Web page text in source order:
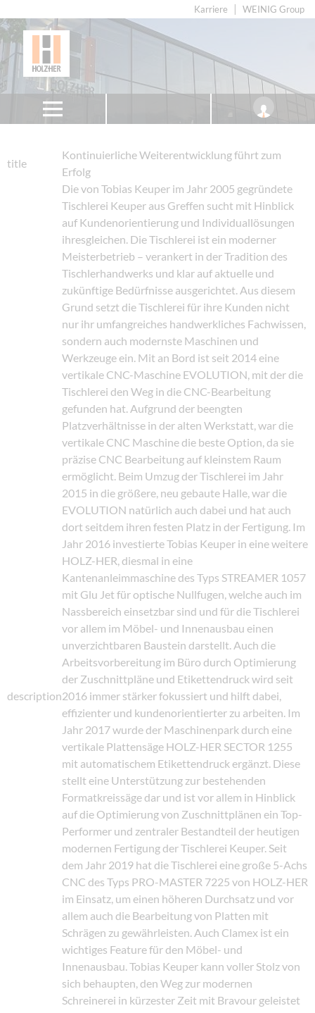
Karriere WEINIG Group
title
Kontinuierliche Weiterentwicklung führt zum
Erfolg
description
Die von Tobias Keuper im Jahr 2005 gegründete
Tischlerei Keuper aus Greffen sucht mit Hinblick
auf Kundenorientierung und Individuallösungen
ihresgleichen. Die Tischlerei ist ein moderner
Meisterbetrieb – verankert in der Tradition des
Tischlerhandwerks und klar auf aktuelle und
zukünftige Bedürfnisse ausgerichtet. Aus diesem
Grund setzt die Tischlerei für ihre Kunden nicht
nur ihr umfangreiches handwerkliches Fachwissen,
sondern auch modernste Maschinen und
Werkzeuge ein. Mit an Bord ist seit 2014 eine
vertikale CNC-Maschine EVOLUTION, mit der die
Tischlerei den Weg in die CNC-Bearbeitung
gefunden hat. Aufgrund der beengten
Platzverhältnisse in der alten Werkstatt, war die
vertikale CNC Maschine die beste Option, da sie
präzise CNC Bearbeitung auf kleinstem Raum
ermöglicht. Beim Umzug der Tischlerei im Jahr
2015 in die größere, neu gebaute Halle, war die
EVOLUTION natürlich auch dabei und hat auch
dort seitdem ihren festen Platz in der Fertigung. Im
Jahr 2016 investierte Tobias Keuper in eine weitere
HOLZ-HER, diesmal in eine
Kantenanleimmaschine des Typs STREAMER 1057
mit Glu Jet für optische Nullfugen, welche auch im
Nassbereich einsetzbar sind und für die Tischlerei
vor allem im Möbel- und Innenausbau einen
unverzichtbaren Baustein darstellt. Auch die
Arbeitsvorbereitung im Büro durch Optimierung
der Zuschnittpläne und Etikettendruck wird seit
2016 immer stärker fokussiert und hilft dabei,
effizienter und kundenorientierter zu arbeiten. Im
Jahr 2017 wurde der Maschinenpark durch eine
vertikale Plattensäge HOLZ-HER SECTOR 1255
mit automatischem Etikettendruck ergänzt. Diese
stellt eine Unterstützung zur bestehenden
Formatkreissäge dar und ist vor allem in Hinblick
auf die Optimierung von Zuschnittplänen ein Top-
Performer und zentraler Bestandteil der heutigen
modernen Fertigung der Tischlerei Keuper. Seit
dem Jahr 2019 hat die Tischlerei eine große 5-Achs
CNC des Typs PRO-MASTER 7225 von HOLZ-HER
im Einsatz, um einen höheren Durchsatz und vor
allem auch die Bearbeitung von Platten mit
Schrägen zu gewährleisten. Auch Clamex ist ein
wichtiges Feature für den Möbel- und
Innenausbau. Tobias Keuper kann voller Stolz von
sich behaupten, den Weg zur modernen
Schreinerei in kürzester Zeit mit Bravour geleistet